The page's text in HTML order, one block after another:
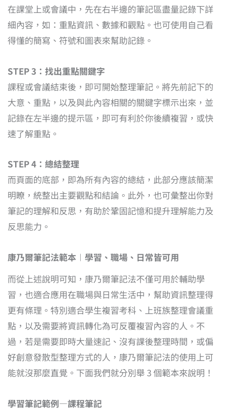
在課堂上或會議中，先在右半邊的筆記區盡量記錄下詳
細內容，如：重點資訊、數據和觀點。也可使用自己看
得懂的簡寫、符號和圖表來幫助記錄。
STEP 3：找出重點關鍵字
課程或會議結束後，即可開始整理筆記。將先前記下的
大意、重點，以及與此內容相關的關鍵字標示出來，並
記錄在左半邊的提示區，即可有利於你後續複習，或快
速了解重點。
STEP 4：總結整理
而頁面的底部，即為所有內容的總結，此部分應該簡潔
明瞭，統整出主要觀點和結論。此外，也可彙整出你對
筆記的理解和反思，有助於鞏固記憶和提升理解能力及
反思能力。
康乃爾筆記法範本︱學習、職場、日常皆可用
而從上述說明可知，康乃爾筆記法不僅可用於輔助學
習，也適合應用在職場與日常生活中，幫助資訊整理得
更有條理。特別適合學生複習考科、上班族整理會議重
點，以及需要將資訊轉化為可反覆複習內容的人。不
過，若是需要即時大量速記、沒有課後整理時間，或偏
好創意發散型整理方式的人，康乃爾筆記法的使用上可
能就沒那麼直覺。下面我們就分別舉 3 個範本來說明！
學習筆記範例—課程筆記